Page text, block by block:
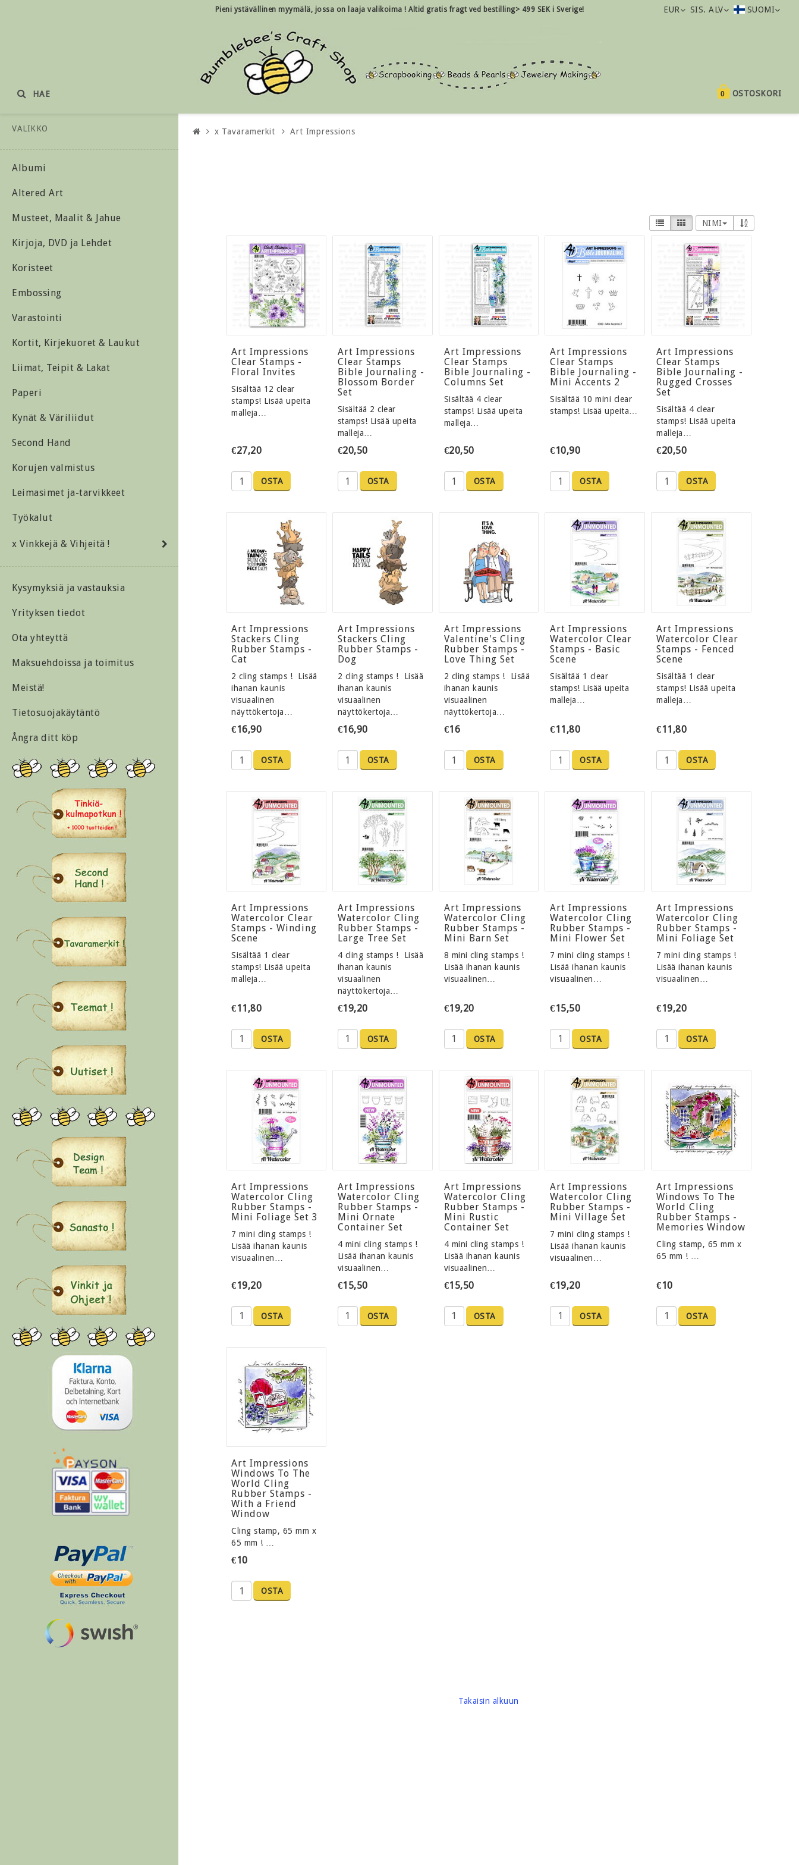
Pieni ystävällinen myymälä, jossa on laaja valikoima ! Altid gratis fragt ved bestilling> 499 SEK i Sverige! EUR SIS. ALV SUOMI
OSTOSKORI
0
HAE
VALIKKO
Albumi
Altered Art
Musteet, Maalit & Jahue
Kirjoja, DVD ja Lehdet
Koristeet
Embossing
Varastointi
Kortit, Kirjekuoret & Laukut
Liimat, Teipit & Lakat
Paperi
Kynät & Väriliidut
Second Hand
Korujen valmistus
Leimasimet ja-tarvikkeet
Työkalut
x Vinkkejä & Vihjeitä !
Kysymyksiä ja vastauksia
Yrityksen tiedot
Ota yhteyttä
Maksuehdoissa ja toimitus
Meistä!
Tietosuojakäytäntö
Ångra ditt köp
x Tavaramerkit Art Impressions
NIMI
Art Impressions
Clear Stamps -
Floral Invites
Sisältää 12 clear
stamps! Lisää upeita
malleja…
€27,20
OSTA
Art Impressions
Clear Stamps
Bible Journaling -
Blossom Border
Set
Sisältää 2 clear
stamps! Lisää upeita
malleja…
€20,50
OSTA
Art Impressions
Clear Stamps
Bible Journaling -
Columns Set
Sisältää 4 clear
stamps! Lisää upeita
malleja…
€20,50
OSTA
Art Impressions
Clear Stamps
Bible Journaling -
Mini Accents 2
Sisältää 10 mini clear
stamps! Lisää upeita…
€10,90
OSTA
Art Impressions
Clear Stamps
Bible Journaling -
Rugged Crosses
Set
Sisältää 4 clear
stamps! Lisää upeita
malleja…
€20,50
OSTA
Art Impressions
Stackers Cling
Rubber Stamps -
Cat
2 cling stamps ! Lisää
ihanan kaunis
visuaalinen
näyttökertoja…
€16,90
OSTA
Art Impressions
Stackers Cling
Rubber Stamps -
Dog
2 cling stamps ! Lisää
ihanan kaunis
visuaalinen
näyttökertoja…
€16,90
OSTA
Art Impressions
Valentine's Cling
Rubber Stamps -
Love Thing Set
2 cling stamps ! Lisää
ihanan kaunis
visuaalinen
näyttökertoja…
€16
OSTA
Art Impressions
Watercolor Clear
Stamps - Basic
Scene
Sisältää 1 clear
stamps! Lisää upeita
malleja…
€11,80
OSTA
Art Impressions
Watercolor Clear
Stamps - Fenced
Scene
Sisältää 1 clear
stamps! Lisää upeita
malleja…
€11,80
OSTA
Art Impressions
Watercolor Clear
Stamps - Winding
Scene
Sisältää 1 clear
stamps! Lisää upeita
malleja…
€11,80
OSTA
Art Impressions
Watercolor Cling
Rubber Stamps -
Large Tree Set
4 cling stamps ! Lisää
ihanan kaunis
visuaalinen
näyttökertoja…
€19,20
OSTA
Art Impressions
Watercolor Cling
Rubber Stamps -
Mini Barn Set
8 mini cling stamps !
Lisää ihanan kaunis
visuaalinen…
€19,20
OSTA
Art Impressions
Watercolor Cling
Rubber Stamps -
Mini Flower Set
7 mini cling stamps !
Lisää ihanan kaunis
visuaalinen…
€15,50
OSTA
Art Impressions
Watercolor Cling
Rubber Stamps -
Mini Foliage Set
7 mini cling stamps !
Lisää ihanan kaunis
visuaalinen…
€19,20
OSTA
Art Impressions
Watercolor Cling
Rubber Stamps -
Mini Foliage Set 3
7 mini cling stamps !
Lisää ihanan kaunis
visuaalinen…
€19,20
OSTA
Art Impressions
Watercolor Cling
Rubber Stamps -
Mini Ornate
Container Set
4 mini cling stamps !
Lisää ihanan kaunis
visuaalinen…
€15,50
OSTA
Art Impressions
Watercolor Cling
Rubber Stamps -
Mini Rustic
Container Set
4 mini cling stamps !
Lisää ihanan kaunis
visuaalinen…
€15,50
OSTA
Art Impressions
Watercolor Cling
Rubber Stamps -
Mini Village Set
7 mini cling stamps !
Lisää ihanan kaunis
visuaalinen…
€19,20
OSTA
Art Impressions
Windows To The
World Cling
Rubber Stamps -
Memories Window
Cling stamp, 65 mm x
65 mm ! …
€10
OSTA
Art Impressions
Windows To The
World Cling
Rubber Stamps -
With a Friend
Window
Cling stamp, 65 mm x
65 mm ! …
€10
OSTA
Takaisin alkuun